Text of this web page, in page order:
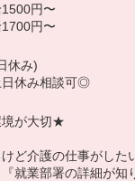
1500円〜
1700円〜
休み)
休み相談可◎
が大切★
けど介護の仕事がし
就業部署の詳細が知